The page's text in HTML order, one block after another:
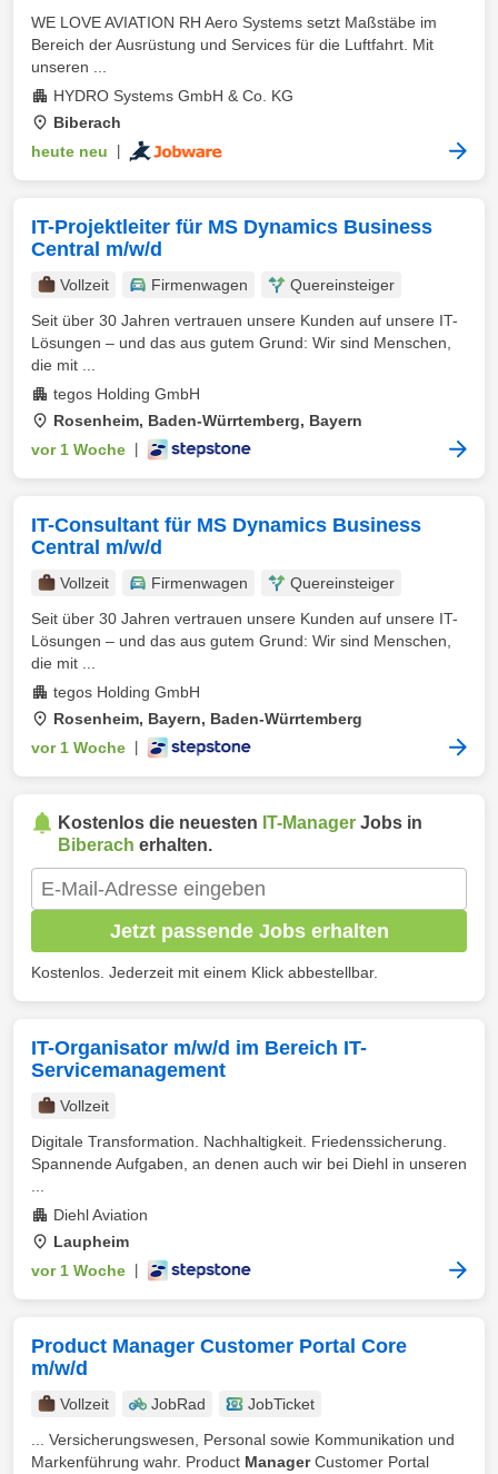
WE LOVE AVIATION RH Aero Systems setzt Maßstäbe im
Bereich der Ausrüstung und Services für die Luftfahrt. Mit
unseren ...
HYDRO Systems GmbH & Co. KG
Biberach
heute neu
IT-Projektleiter für MS Dynamics Business
Central m/w/d
Vollzeit Firmenwagen
Quereinsteiger
Seit über 30 Jahren vertrauen unsere Kunden auf unsere IT-
Lösungen – und das aus gutem Grund: Wir sind Menschen,
die mit ...
tegos Holding GmbH
Rosenheim, Baden-Würrtemberg, Bayern
vor 1 Woche
IT-Consultant für MS Dynamics Business
Central m/w/d
Vollzeit Firmenwagen
Quereinsteiger
Seit über 30 Jahren vertrauen unsere Kunden auf unsere IT-
Lösungen – und das aus gutem Grund: Wir sind Menschen,
die mit ...
tegos Holding GmbH
Rosenheim, Bayern, Baden-Würrtemberg
vor 1 Woche
Kostenlos die neuesten IT-Manager Jobs in
Biberach erhalten.
Jetzt passende Jobs erhalten
Kostenlos. Jederzeit mit einem Klick abbestellbar.
IT-Organisator m/w/d im Bereich IT-
Servicemanagement
Vollzeit
Digitale Transformation. Nachhaltigkeit. Friedenssicherung.
Spannende Aufgaben, an denen auch wir bei Diehl in unseren
Diehl Aviation
Laupheim
vor 1 Woche
Product Manager Customer Portal Core
m/w/d
Vollzeit JobRad
JobTicket
... Versicherungswesen, Personal sowie Kommunikation und
Markenführung wahr. Product ManagerCustomer Portal